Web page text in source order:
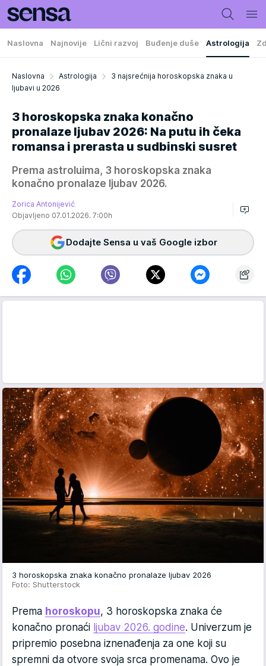
Naslovna Najnovije Lični razvoj Buđenje duše Astrologija
Naslovna Astrologija
3 najsrećnija horoskopska znaka u
ljubavi u 2026
3 horoskopska znaka konačno
pronalaze ljubav 2026: Na putu ih čeka
romansa i prerasta u sudbinski susret
Prema astroluima, 3 horoskopska znaka
konačno pronalaze ljubav 2026.
Zorica Antonijević
Objavljeno 07.01.2026. 7:00h
Dodajte Sensa u vaš Google izbor
3 horoskopska znaka konačno pronalaze ljubav 2026
Foto: Shutterstock
Prema horoskopu, 3 horoskopska znaka će
konačno pronaći ljubav 2026. godine. Univerzum je
pripremio posebna iznenađenja za one koji su
spremni da otvore svoja srca promenama. Ovo je